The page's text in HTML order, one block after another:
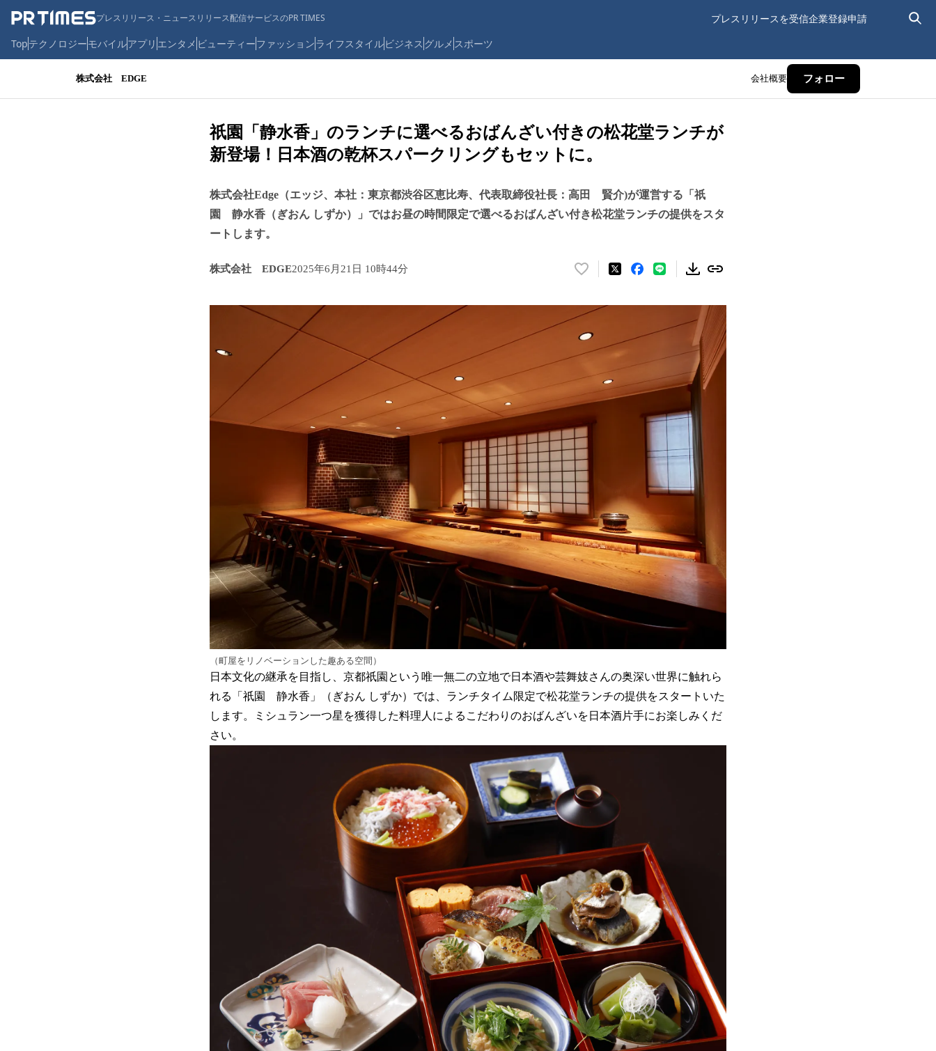
プレスリリース・ニュースリリース配信サービスのPR TIMES プレスリリースを受信企業登録申請
Topテクノロジーモバイルアプリ エンタメ ビューティーファッションライフスタイルビジネス グルメ スポーツ
株式会社 EDGE 会社概要 フォロー
祇園「静水香」のランチに選べるおばんざい付きの松花堂ランチが
新登場！日本酒の乾杯スパークリングもセットに。
株式会社Edge（エッジ、本社：東京都渋谷区恵比寿、代表取締役社長：高田 賢介)が運営する「祇
園 静水香（ぎおん しずか）」ではお昼の時間限定で選べるおばんざい付き松花堂ランチの提供をスタ
ートします。
株式会社 EDGE2025年6月21日 10時44分
い
ね
！
数
を
み
込
み
中
で
す
（町屋をリノベーションした趣ある空間）
日本文化の継承を目指し、京都祇園という唯一無二の立地で日本酒や芸舞妓さんの奥深い世界に触れら
れる「祇園 静水香」（ぎおん しずか）では、ランチタイム限定で松花堂ランチの提供をスタートいた
します。ミシュラン一つ星を獲得した料理人によるこだわりのおばんざいを日本酒片手にお楽しみくだ
さい。